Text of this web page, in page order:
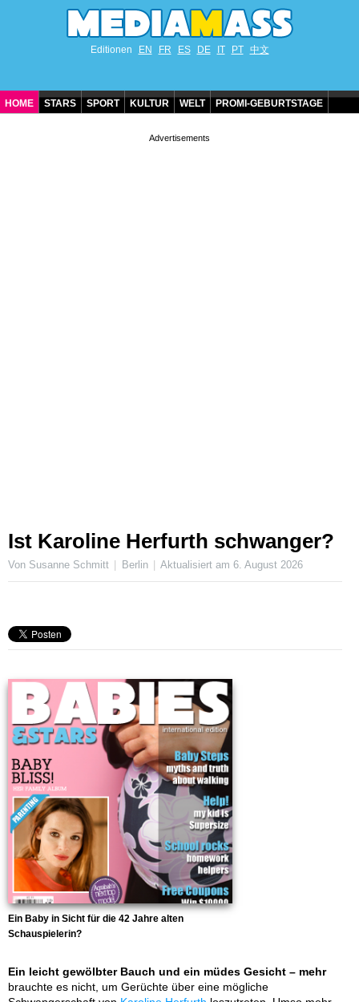
Editionen EN FR ES DE IT PT 中文
HOME STARS SPORT KULTUR WELT PROMI-GEBURTSTAGE
Ist Karoline Herfurth schwanger?
Von Susanne Schmitt Berlin Aktualisiert am6. August 2026
Ein Baby in Sicht für die 42 Jahre alten
Schauspielerin?
Ein leicht gewölbter Bauch und ein müdes Gesicht – mehr
brauchte es nicht, um Gerüchte über eine mögliche